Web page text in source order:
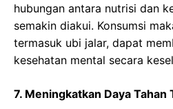
hubungan antara nutrisi dan
semakin diakui. Konsumsi
termasuk ubi jalar, dapat
kesehatan mental secara
7. Meningkatkan Daya Tahan